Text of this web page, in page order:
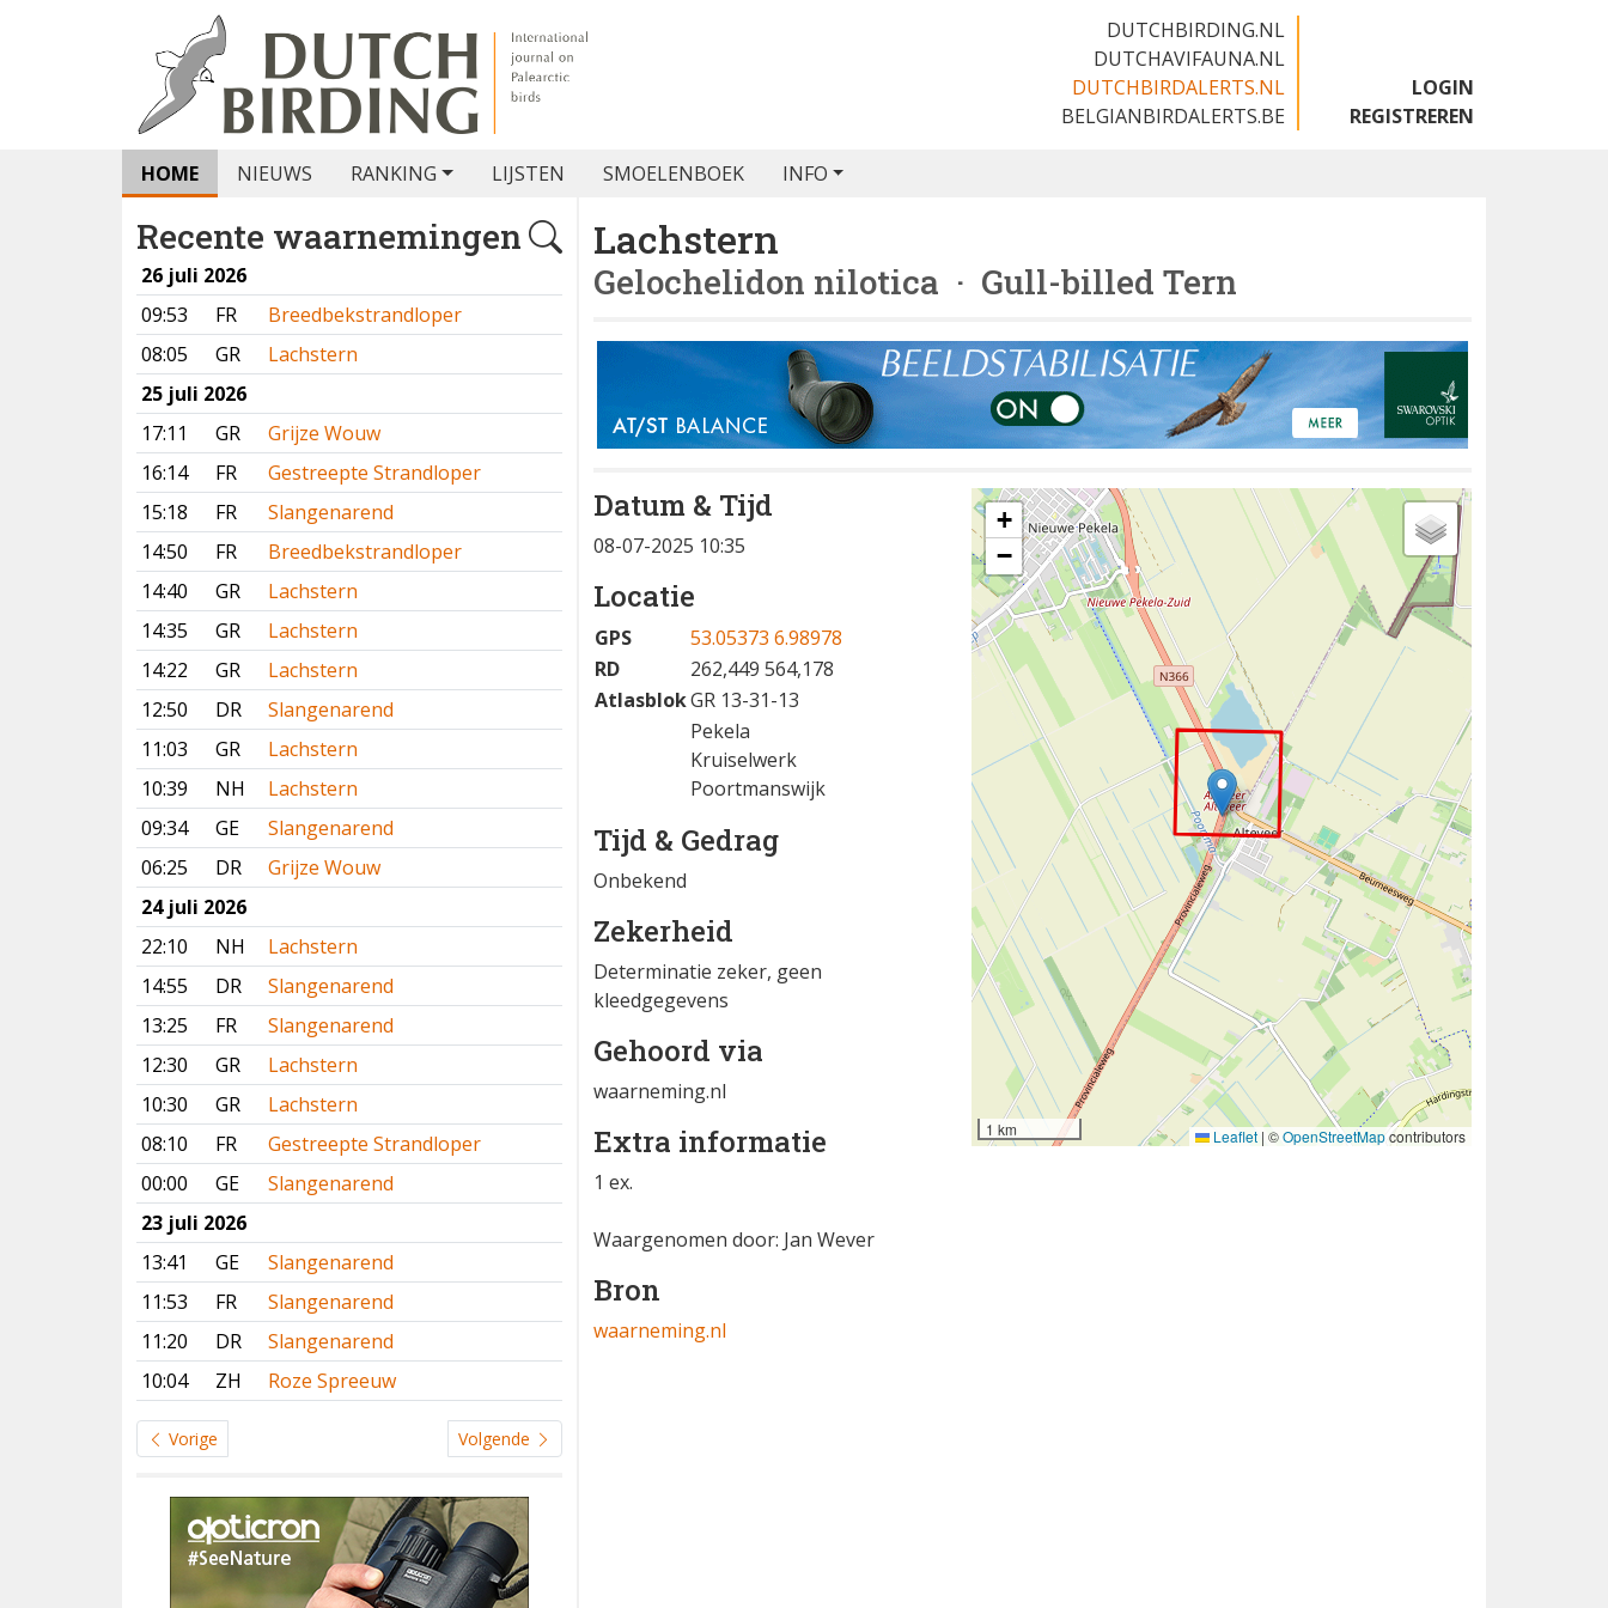
DUTCHBIRDING.NL
DUTCHAVIFAUNA.NL
DUTCHBIRDALERTS.NL
BELGIANBIRDALERTS.BE
LOGIN
REGISTREREN
HOME NIEUWS RANKING LIJSTEN SMOELENBOEK INFO
Recente waarnemingen
26 juli 2026
09:53
FR
Breedbekstrandloper
08:05
GR
Lachstern
25 juli 2026
17:11
GR
Grijze Wouw
16:14
FR
Gestreepte Strandloper
15:18
FR
Slangenarend
14:50
FR
Breedbekstrandloper
14:40
GR
Lachstern
14:35
GR
Lachstern
14:22
GR
Lachstern
12:50
DR
Slangenarend
11:03
GR
Lachstern
10:39
NH
Lachstern
09:34
GE
Slangenarend
06:25
DR
Grijze Wouw
24 juli 2026
22:10
NH
Lachstern
14:55
DR
Slangenarend
13:25
FR
Slangenarend
12:30
GR
Lachstern
10:30
GR
Lachstern
08:10
FR
Gestreepte Strandloper
00:00
GE
Slangenarend
23 juli 2026
13:41
GE
Slangenarend
11:53
FR
Slangenarend
11:20
DR
Slangenarend
10:04
ZH Roze Spreeuw
Vorige Volgende
Lachstern
Gelochelidon nilotica · Gull-billed Tern
Datum & Tijd
08-07-2025 10:35
Locatie
GPS
53.05373 6.98978
RD
262,449 564,178
AtlasblokGR 13-31-13
Pekela
Kruiselwerk
Poortmanswijk
Tijd & Gedrag
Onbekend
Zekerheid
Determinatie zeker, geen
kleedgegevens
Gehoord via
waarneming.nl
Extra informatie
1 ex.
Waargenomen door: Jan Wever
Bron
waarneming.nl
+
−
1 km Leaflet | ©OpenStreetMapcontributors